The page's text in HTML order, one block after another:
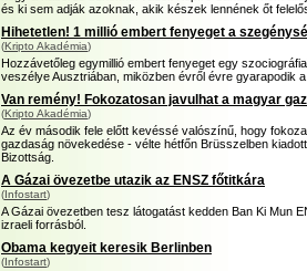
és ki sem adják azoknak, akik készek lennének őt
Hihetetlen! 1 millió embert fenyeget a
(Kripto Akadémia)
Hozzávetőleg egymillió embert fenyeget egy
veszélye Ausztriában, miközben évről évre gyarapodik
Van remény! Fokozatosan javulhat a magyar
(Kripto Akadémia)
Az év második fele előtt kevéssé valószínű, hogy
gazdaság növekedése - vélte hétfőn Brüsszelben
Bizottság.
A Gázai övezetbe utazik az ENSZ főtitkára
(Infostart)
A Gázai övezetben tesz látogatást kedden Ban Ki Mun
izraeli forrásból.
Obama kegyeit keresik Berlinben
(Infostart)